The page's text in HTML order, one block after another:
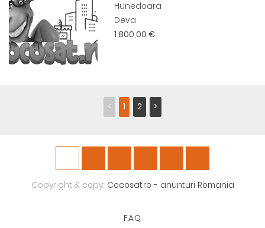
Hunedoara
Deva
1 800,00 €
< 1 2 >
Copyright & copy; Cocosat.ro - anunturi Romania
F.A.Q.